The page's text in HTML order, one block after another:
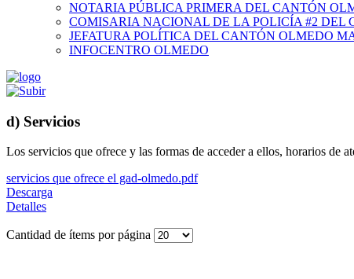
NOTARIA PÚBLICA PRIMERA DEL CANTÓN
COMISARIA NACIONAL DE LA POLICÍA #2 DEL
JEFATURA POLÍTICA DEL CANTÓN OLMEDO
INFOCENTRO OLMEDO
d) Servicios
Los servicios que ofrece y las formas de acceder a ellos, horarios de
servicios que ofrece el gad-olmedo.pdf
Descarga
Detalles
Cantidad de ítems por página